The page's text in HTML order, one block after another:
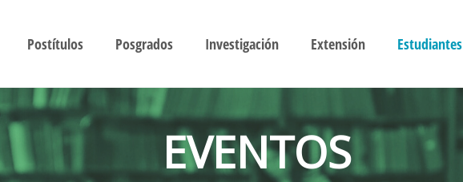
Postítulos Posgrados Investigación Extensión Estudiantes
EVENTOS